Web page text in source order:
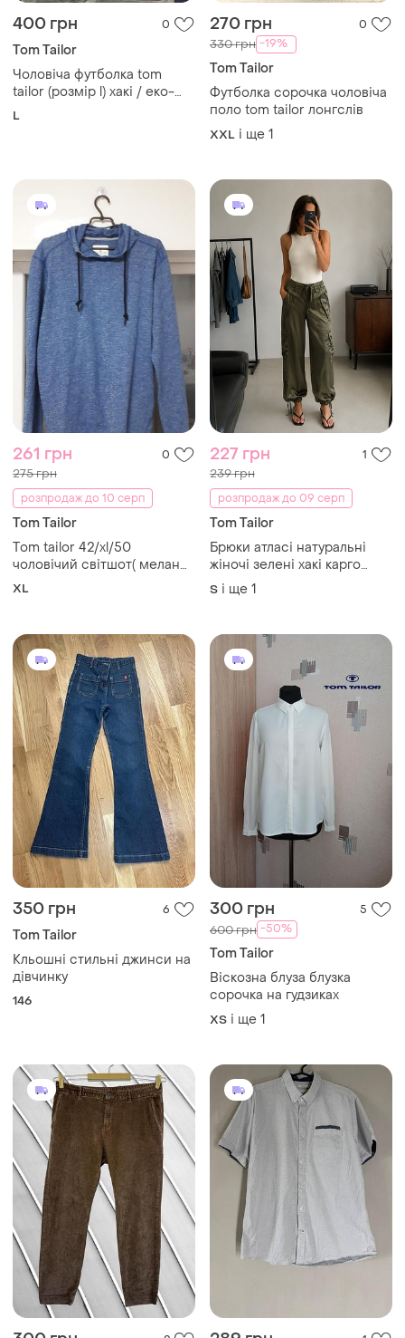
400 грн 0
Tom Tailor
Чоловіча футболка tom
tailor (розмір l) хакі / еко-
лінійка care and respect
L
270 грн 0
330 грн -19%
Tom Tailor
Футболка сорочка чоловіча
поло tom tailor лонгслів
XXL і ще 1
261 грн 0
275 грн
розпродаж до 10 серп
Tom Tailor
Тom tailor 42/xl/50
чоловічий світшот( меланж
)синього кольору з
хороший стан
XL
227 грн 1
239 грн
розпродаж до 09 серп
Tom Tailor
Брюки атласі натуральні
жіночі зелені хакі карго
палаццо
S і ще 1
350 грн 6
Tom Tailor
Кльошні стильні джинси на
дівчинку
146
300 грн 5
600 грн -50%
Tom Tailor
Віскозна блуза блузка
сорочка на гудзиках
ХS і ще 1